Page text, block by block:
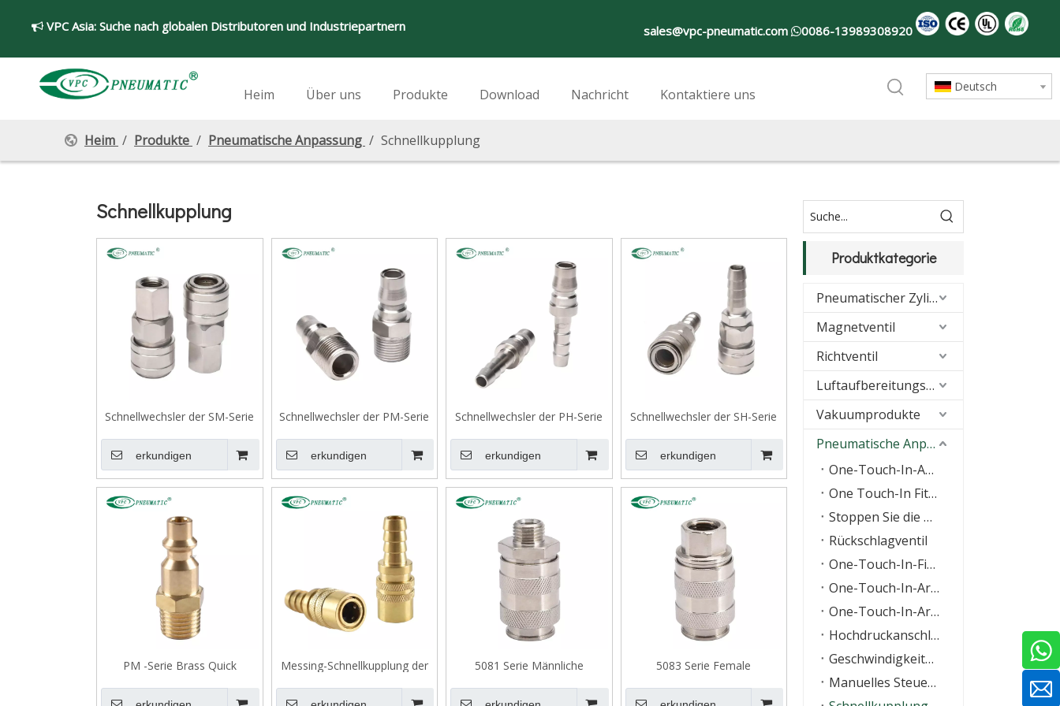
 VPC Asia: Suche nach globalen Distributoren und Industriepartnern sales@vpc-pneumatic.com 0086-13989308920
Heim Über uns Produkte Download Nachricht Kontaktiere uns Deutsch
Heim / Produkte / Pneumatische Anpassung / Schnellkupplung
Schnellkupplung
Schnellwechsler der SM-Serie
erkundigen
Schnellwechsler der PM-Serie
erkundigen
Schnellwechsler der PH-Serie
erkundigen
Schnellwechsler der SH-Serie
erkundigen
PM -Serie Brass Quick
Messing-Schnellkupplung der
5081 Serie Männliche
europäischer Standard
5083 Serie Female
Schnellveröffentlichungsluftanpassungen,
Euro Standard
Produktkategorie
Pneumatischer Zylinder
Magnetventil
Richtventil
Luftaufbereitungseinheiten (FRL)
Vakuumprodukte
Pneumatische Anpassung
One-Touch-In-Anpassung
One Touch-In Fitting mit O-Ring
Stoppen Sie die Anpassung
Rückschlagventil
One-Touch-In-Fitting der KQ-Serie
One-Touch-In-Armatur aus Messing
One-Touch-In-Armatur aus Edelstahl
Hochdruckanschlüsse
Geschwindigkeitsregelventil
Manuelles Steuerventil